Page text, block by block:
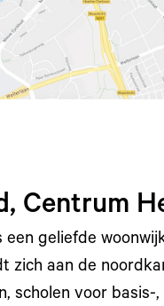
Centrum
geliefde
zich aan de
scholen voor